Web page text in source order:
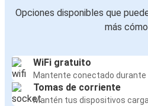
Opciones disponibles que
más
WiFi gratuito
Mantente conectado durante
Tomas de corriente
Mantén tus dispositivos